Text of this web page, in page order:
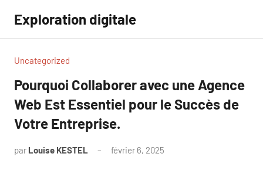
contenu
Exploration digitale
Uncategorized
Pourquoi Collaborer avec une Agence
Web Est Essentiel pour le Succès de
Votre Entreprise.
par Louise KESTEL février 6, 2025